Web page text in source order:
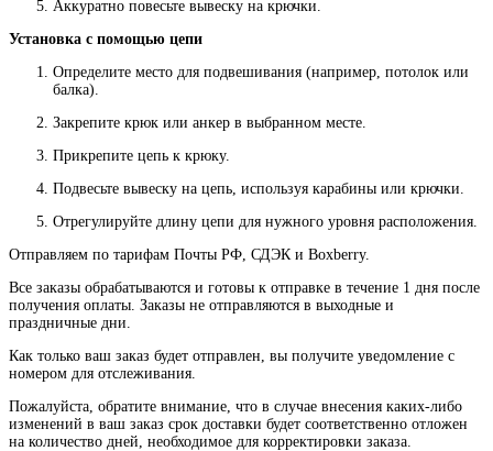
Аккуратно повесьте вывеску на крючки.
Установка с помощью цепи
Определите место для подвешивания (например, потолок или
балка).
Закрепите крюк или анкер в выбранном месте.
Прикрепите цепь к крюку.
Подвесьте вывеску на цепь, используя карабины или крючки.
Отрегулируйте длину цепи для нужного уровня расположения.
Отправляем по тарифам Почты РФ, СДЭК и Boxberry.
Все заказы обрабатываются и готовы к отправке в течение 1 дня после
получения оплаты Заказы не отправляются в выходные и
праздничные дни
Как только ваш заказ будет отправлен вы получите уведомление с
номером для отслеживания
Пожалуйста , обратите внимание что в случае внесения каких-либо
изменений в ваш заказ срок доставки будет соответственно отложен
на количество дней необходимое для корректировки заказа